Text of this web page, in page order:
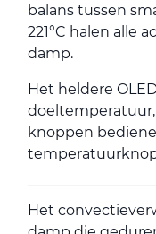
balans tussen
221°C halen alle
damp.
Het heldere
knoppen
Het